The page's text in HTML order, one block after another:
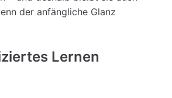
der anfängliche Glanz
Lernen